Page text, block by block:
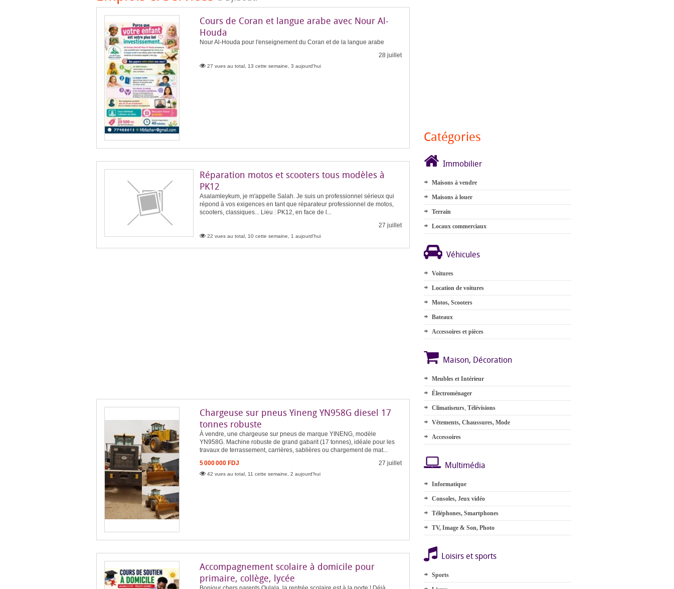
Cours de Coran et langue arabe avec Nour Al-
Houda
Nour Al-Houda pour l'enseignement du Coran et de la langue arabe
28 juillet
27 vues au total, 13 cette semaine, 3 aujourd'hui
Réparation motos et scooters tous modèles à
PK12
Asalamleykum, je m'appelle Salah. Je suis un professionnel sérieux qui
répond à vos exigences en tant que réparateur professionnel de motos,
scooters, classiques... Lieu : PK12, en face de l...
27 juillet
22 vues au total, 10 cette semaine, 1 aujourd'hui
Chargeuse sur pneus Yineng YN958G diesel 17
tonnes robuste
À vendre, une chargeuse sur pneus de marque YINENG, modèle
YN958G. Machine robuste de grand gabarit (17 tonnes), idéale pour les
travaux de terrassement, carrières, sablières ou chargement de mat...
5 000 000 FDJ
27 juillet
42 vues au total, 11 cette semaine, 2 aujourd'hui
Accompagnement scolaire à domicile pour
primaire, collège, lycée
Catégories
Immobilier
Maisons à vendre
Maisons à louer
Terrain
Locaux commerciaux
Véhicules
Voitures
Location de voitures
Motos, Scooters
Bateaux
Accessoires et pièces
Maison, Décoration
Meubles et Intérieur
Électroménager
Climatiseurs, Télévisions
Vêtements, Chaussures, Mode
Accessoires
Multimédia
Informatique
Consoles, Jeux vidéo
Téléphones, Smartphones
TV, Image & Son, Photo
Loisirs et sports
Sports